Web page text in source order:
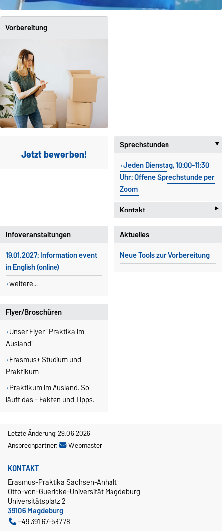
Vorbereitung
Jetzt bewerben!
Kontakt ‣
Erasmus-Praktika Sachsen-
Anhalt
Otto-von-Guericke-Universität
Magdeburg
Sprechstunden
Jeden Dienstag, 10:00-11:30
Uhr: Offene Sprechstunde per
Zoom
Infoveranstaltungen
19.01.2027: Information event
in English (online)
weitere...
Aktuelles
Neue Tools zur Vorbereitung
Flyer/Broschüren
Unser Flyer "Praktika im
Ausland"
Erasmus+ Studium und
Praktikum
Praktikum im Ausland. So
läuft das - Fakten und Tipps.
Letzte Änderung: 29.06.2026
Ansprechpartner:
Webmaster
KONTAKT
Erasmus-Praktika Sachsen-Anhalt
Otto-von-Guericke-Universität Magdeburg
Universitätsplatz 2
39106 Magdeburg
+49 391 67-58778